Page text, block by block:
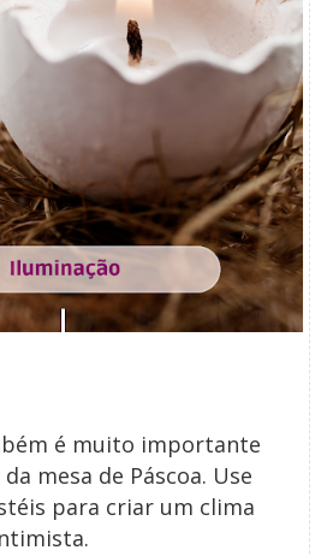
é muito importante
mesa de Páscoa. Use
para criar um clima